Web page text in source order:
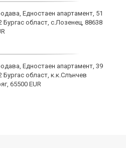
Едностаен апартамент, 51
Бургас област, с.Лозенец, 88638
Едностаен апартамент, 39
Бургас област, к.к.Слънчев
65500 EUR